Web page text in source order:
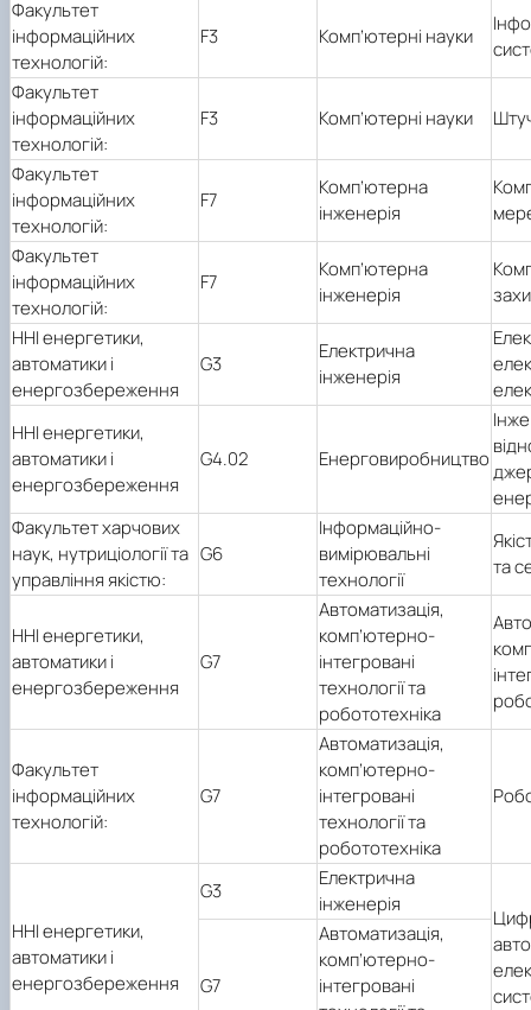
Факультет
інформаційних
технологій:
F3 Комп’ютерні науки
Факультет
інформаційних
технологій:
F3 Комп’ютерні науки
Факультет
інформаційних
технологій:
F7
Комп’ютерна
інженерія
Факультет
інформаційних
технологій:
F7
Комп’ютерна
інженерія
ННІ енергетики,
автоматики і
енергозбереження
G3
Електрична
інженерія
ННІ енергетики,
автоматики і
енергозбереження
G4.02 Енерговиробництво
Факультет харчових
наук, нутриціології та
управління якістю:
G6
Інформаційно-
вимірювальні
технології
та
ННІ енергетики,
автоматики і
енергозбереження
G7
Автоматизація,
комп’ютерно-
інтегровані
технології та
робототехніка
Факультет
інформаційних
технологій:
G7
Автоматизація,
комп’ютерно-
інтегровані
технології та
робототехніка
ННІ енергетики,
автоматики і
енергозбереження
G3
Електрична
інженерія
G7
Автоматизація,
комп’ютерно-
інтегровані